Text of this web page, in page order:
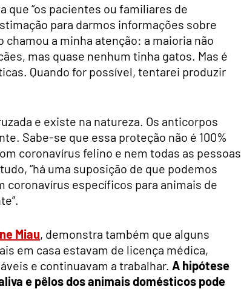
que “os pacientes ou familiares de
para darmos informações sobre
a minha atenção: a maioria não
mas quase nenhum tinha gatos. Mas é
Quando for possível, tentarei produzir
e existe na natureza. Os anticorpos
Sabe-se que essa proteção não é 100%
coronavírus felino e nem todas as pessoas
“há uma suposição de que podemos
coronavírus específicos para animais de
Miau, demonstra também que alguns
em casa estavam de licença médica,
e continuavam a trabalhar. A hipótese
e pêlos dos animais domésticos pode